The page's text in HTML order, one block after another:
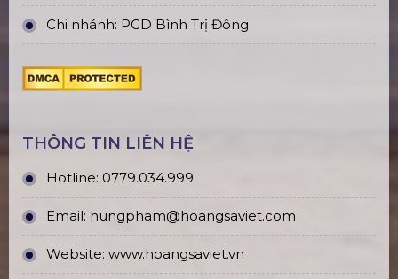
Chi nhánh: PGD Bình Trị Đông
THÔNG TIN LIÊN HỆ
Hotline: 0779.034.999
Email: hungpham@hoangsaviet.com
Website: www.hoangsaviet.vn